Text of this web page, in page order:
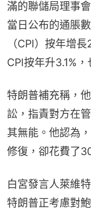
滿的聯儲局理事
當日公布的通脹
（CPI）按年增
CPI按年升3.1%
特朗普補充稱，
訟，指責對方在
其無能。他認為
修復，卻花費了
白宮發言人萊維
特朗普正考慮對